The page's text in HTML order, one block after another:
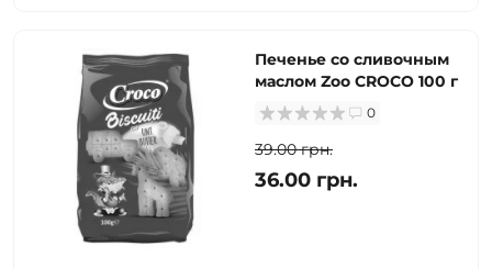
Печенье со сливочным
маслом Zoo CROCO 100 г
0
39.00 грн.
36.00 грн.